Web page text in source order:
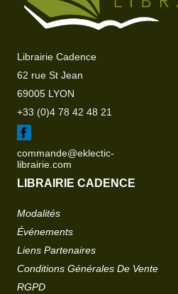
Librairie Cadence
62 rue St Jean
69005 LYON
+33 (0)4 78 42 48 21
commande@eklectic-
librairie.com
LIBRAIRIE CADENCE
Modalités
Événements
Liens Partenaires
Conditions Générales De Vente
RGPD